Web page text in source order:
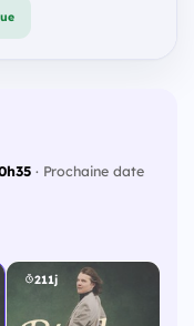
· Prochaine date
211j